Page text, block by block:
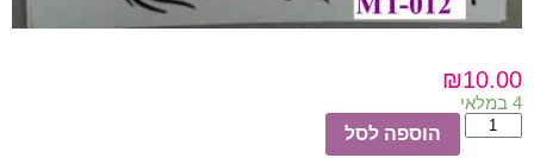
₪10.00
4 במלאי
כמות
של
הוספה לסל